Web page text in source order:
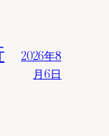
2026年8
月6日